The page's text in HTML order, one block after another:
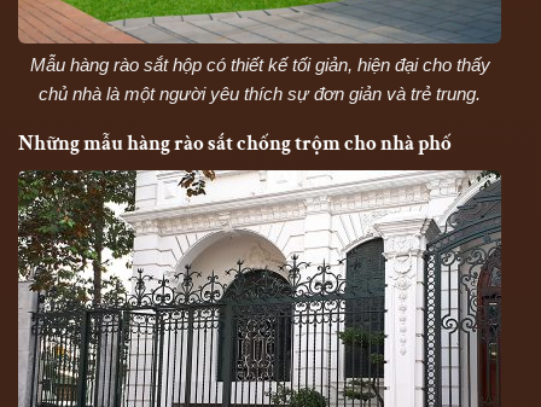
Mẫu hàng rào sắt hộp có thiết kế tối giản, hiện đại cho thấy
chủ nhà là một người yêu thích sự đơn giản và trẻ trung.
Những mẫu hàng rào sắt chống trộm cho nhà phố